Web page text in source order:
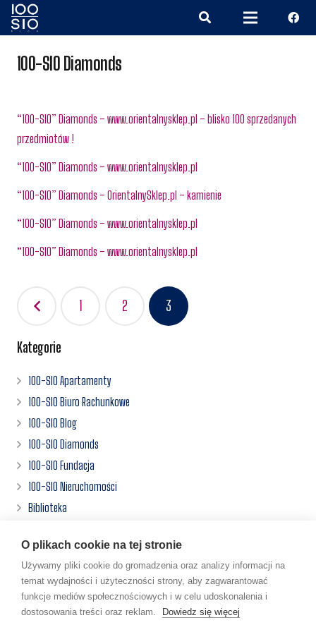
100-SIO Diamonds
“100-SIO” Diamonds – www.orientalnysklep.pl – blisko 100 sprzedanych
przedmiotów !
“100-SIO” Diamonds – www.orientalnysklep.pl
“100-SIO” Diamonds – OrientalnySklep.pl – kamienie
“100-SIO” Diamonds – www.orientalnysklep.pl
“100-SIO” Diamonds – www.orientalnysklep.pl
Nawigacja
wpisach
1 2 3
Kategorie
100-SIO Apartamenty
100-SIO Biuro Rachunkowe
100-SIO Blog
100-SIO Diamonds
100-SIO Fundacja
100-SIO Nieruchomości
Biblioteka
Działalności
Filmy
Książki
www
O plikach cookie na tej stronie
Używamy pliki cookie do gromadzenia oraz analizy informacji na
temat wydajności i użyteczności strony, aby zagwarantować
funkcje mediów społecznościowych i w celu udoskonalenia i
dostosowania treści oraz reklam.
Dowiedz się więcej